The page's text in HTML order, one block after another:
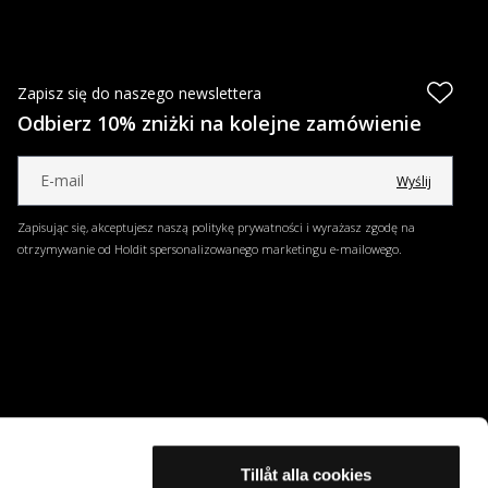
Tillåt alla cookies
Zapisz się do naszego newslettera
Odbierz 10% zniżki na kolejne zamówienie
Wyślij
Zapisując się, akceptujesz naszą politykę prywatności i wyrażasz zgodę na
otrzymywanie od Holdit spersonalizowanego marketingu e-mailowego.